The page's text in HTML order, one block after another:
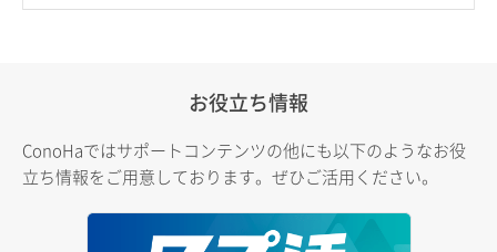
お役立ち情報
ConoHaではサポートコンテンツの他にも以下のようなお役
立ち情報をご用意しております。ぜひご活用ください。